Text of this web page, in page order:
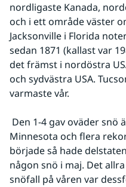
nordligaste Kanada,
och i ett område väster
Jacksonville i Florida
sedan 1871 (kallast var
det främst i nordöstra
och sydvästra USA.
varmaste vår.
Minnesota och flera
började så hade
någon snö i maj. Det
snöfall på våren var